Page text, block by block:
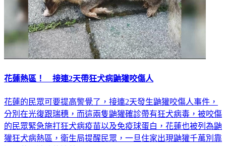
花蓮熱區！ 接連2天帶狂犬病鼬獾咬傷人
花蓮的民眾可要提高警覺了，接連2天發生鼬獾咬傷人事件，
分別在光復跟瑞穗，而這兩隻鼬獾確診帶有狂犬病毒，被咬傷
的民眾緊急施打狂犬病疫苗以及免疫球蛋白，花蓮也被列為鼬
獾狂犬病熱區，衛生局提醒民眾，一旦住家出現鼬獾千萬別靠